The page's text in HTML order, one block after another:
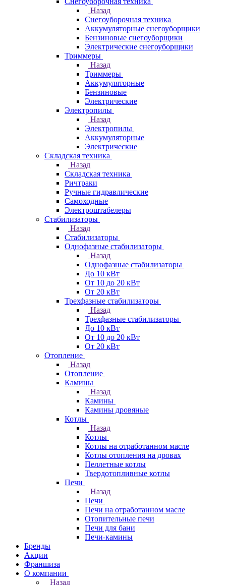
Назад
Снегоуборочная техника
Аккумуляторные снегоуборщики
Бензиновые снегоуборщики
Электрические снегоуборщики
Триммеры
Назад
Триммеры
Аккумуляторные
Бензиновые
Электрические
Электропилы
Назад
Электропилы
Аккумуляторные
Электрические
Складская техника
Назад
Складская техника
Ричтраки
Ручные гидравлические
Самоходные
Электроштабелеры
Стабилизаторы
Назад
Стабилизаторы
Однофазные стабилизаторы
Назад
Однофазные стабилизаторы
До 10 кВт
От 10 до 20 кВт
От 20 кВт
Трехфазные стабилизаторы
Назад
Трехфазные стабилизаторы
До 10 кВт
От 10 до 20 кВт
От 20 кВт
Отопление
Назад
Отопление
Камины
Назад
Камины
Камины дровяные
Котлы
Назад
Котлы
Котлы на отработанном масле
Котлы отопления на дровах
Пеллетные котлы
Твердотопливные котлы
Печи
Назад
Печи
Печи на отработанном масле
Отопительные печи
Печи для бани
Печи-камины
Бренды
Акции
Франшиза
О компании
Назад